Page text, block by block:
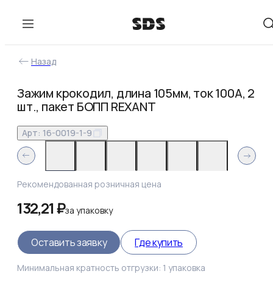
Назад
Зажим крокодил, длина 105мм, ток 100A, 2
шт., пакет БОПП REXANT
Арт: 16-0019-1-9
Рекомендованная розничная цена
132,21 ₽заупаковку
Оставить заявку Где купить
Минимальная кратность отгрузки: 1 упаковка